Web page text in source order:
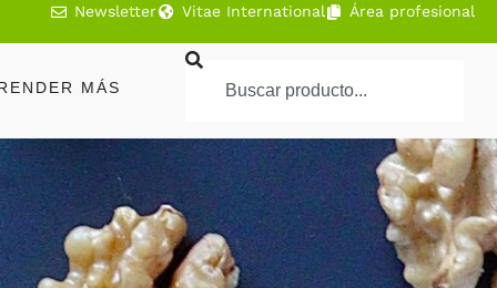
Newsletter Vitae International Área profesional
MÁS